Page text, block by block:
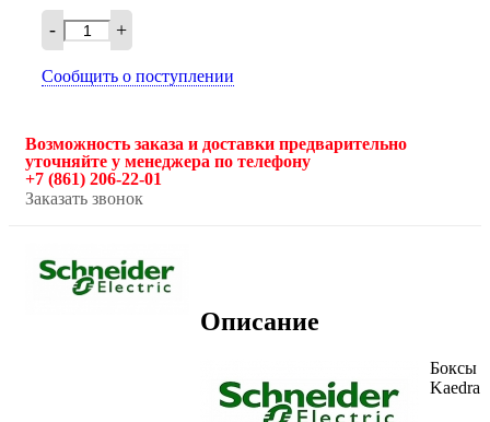
- +
Сообщить о поступлении
Возможность заказа и доставки предварительно
уточняйте у менеджера по телефону
+7 (861) 206-22-01
Заказать звонок
Описание
Боксы
Kaedra